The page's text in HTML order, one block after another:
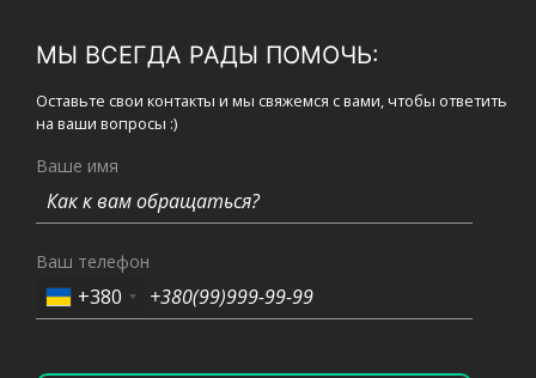
МЫ ВСЕГДА РАДЫ ПОМОЧЬ:
Оставьте свои контакты и мы свяжемся с вами, чтобы ответить
на ваши вопросы :)
Ваше имя
Ваш телефон
+380